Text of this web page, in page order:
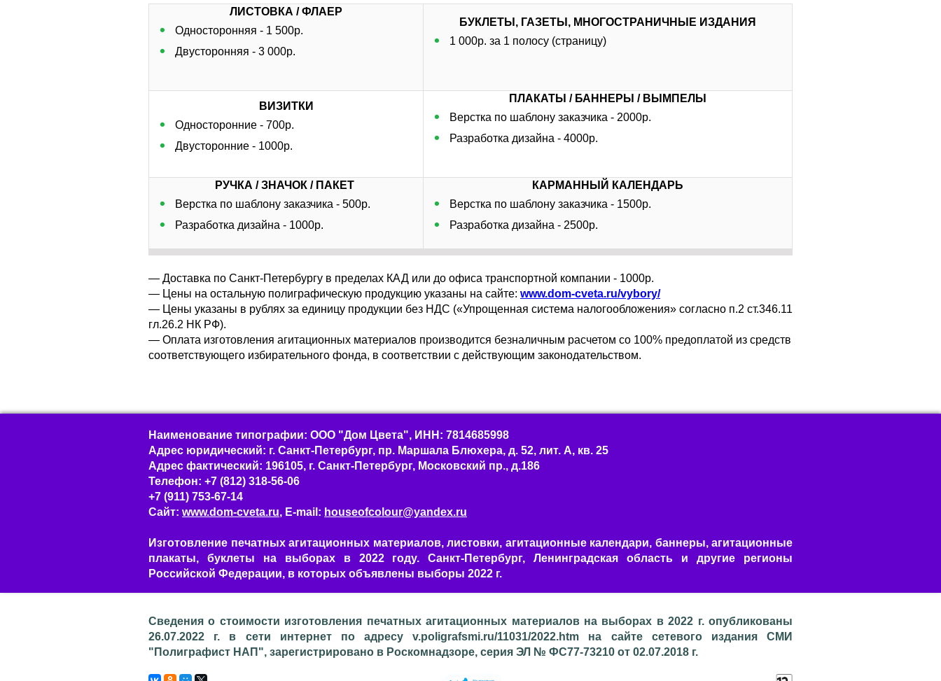
ЛИСТОВКА / ФЛАЕР
Односторонняя - 1 500р.
Двусторонняя - 3 000р.
БУКЛЕТЫ, ГАЗЕТЫ, МНОГОСТРАНИЧНЫЕ ИЗДАНИЯ
1 000р. за 1 полосу (страницу)
ВИЗИТКИ
Односторонние - 700р.
Двусторонние - 1000р.
ПЛАКАТЫ / БАННЕРЫ / ВЫМПЕЛЫ
Верстка по шаблону заказчика - 2000р.
Разработка дизайна - 4000р.
РУЧКА / ЗНАЧОК / ПАКЕТ
Верстка по шаблону заказчика - 500р.
Разработка дизайна - 1000р.
КАРМАННЫЙ КАЛЕНДАРЬ
Верстка по шаблону заказчика - 1500р.
Разработка дизайна - 2500р.
— Доставка по Санкт-Петербургу в пределах КАД или до офиса транспортной компании - 1000р.
— Цены на остальную полиграфическую продукцию указаны на сайте: www.dom-cveta.ru/vybory/
— Цены указаны в рублях за единицу продукции без НДС («Упрощенная система налогообложения» согласно п.2 ст.346.11
гл.26.2 НК РФ).
— Оплата изготовления агитационных материалов производится безналичным расчетом со 100% предоплатой из средств
соответствующего избирательного фонда, в соответствии с действующим законодательством.
Наименование типографии: ООО "Дом Цвета", ИНН: 7814685998
Адрес юридический: г. Санкт-Петербург, пр. Маршала Блюхера, д. 52, лит. А, кв. 25
Адрес фактический: 196105, г. Санкт-Петербург, Московский пр., д.186
Телефон: +7 (812) 318-56-06
+7 (911) 753-67-14
Сайт: www.dom-cveta.ru, E-mail: houseofcolour@yandex.ru
Изготовление печатных агитационных материалов, листовки, агитационные календари, баннеры, агитационные
плакаты, буклеты на выборах в 2022 году. Санкт-Петербург, Ленинградская область и другие регионы
Российской Федерации, в которых объявлены выборы 2022 г.
Сведения о стоимости изготовления печатных агитационных материалов на выборах в 2022 г. опубликованы
26.07.2022 г. в сети интернет по адресу v.poligrafsmi.ru/11031/2022.htm на сайте сетевого издания СМИ
"Полиграфист НАП", зарегистрировано в Роскомнадзоре, серия ЭЛ № ФС77-73210 от 02.07.2018 г.